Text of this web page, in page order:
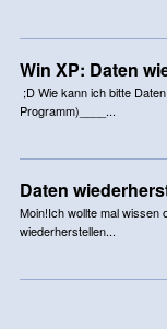
Win XP: Daten
;D Wie kann ich bitte
Programm)____...
Daten
Moin!Ich wollte mal wissen
wiederherstellen...